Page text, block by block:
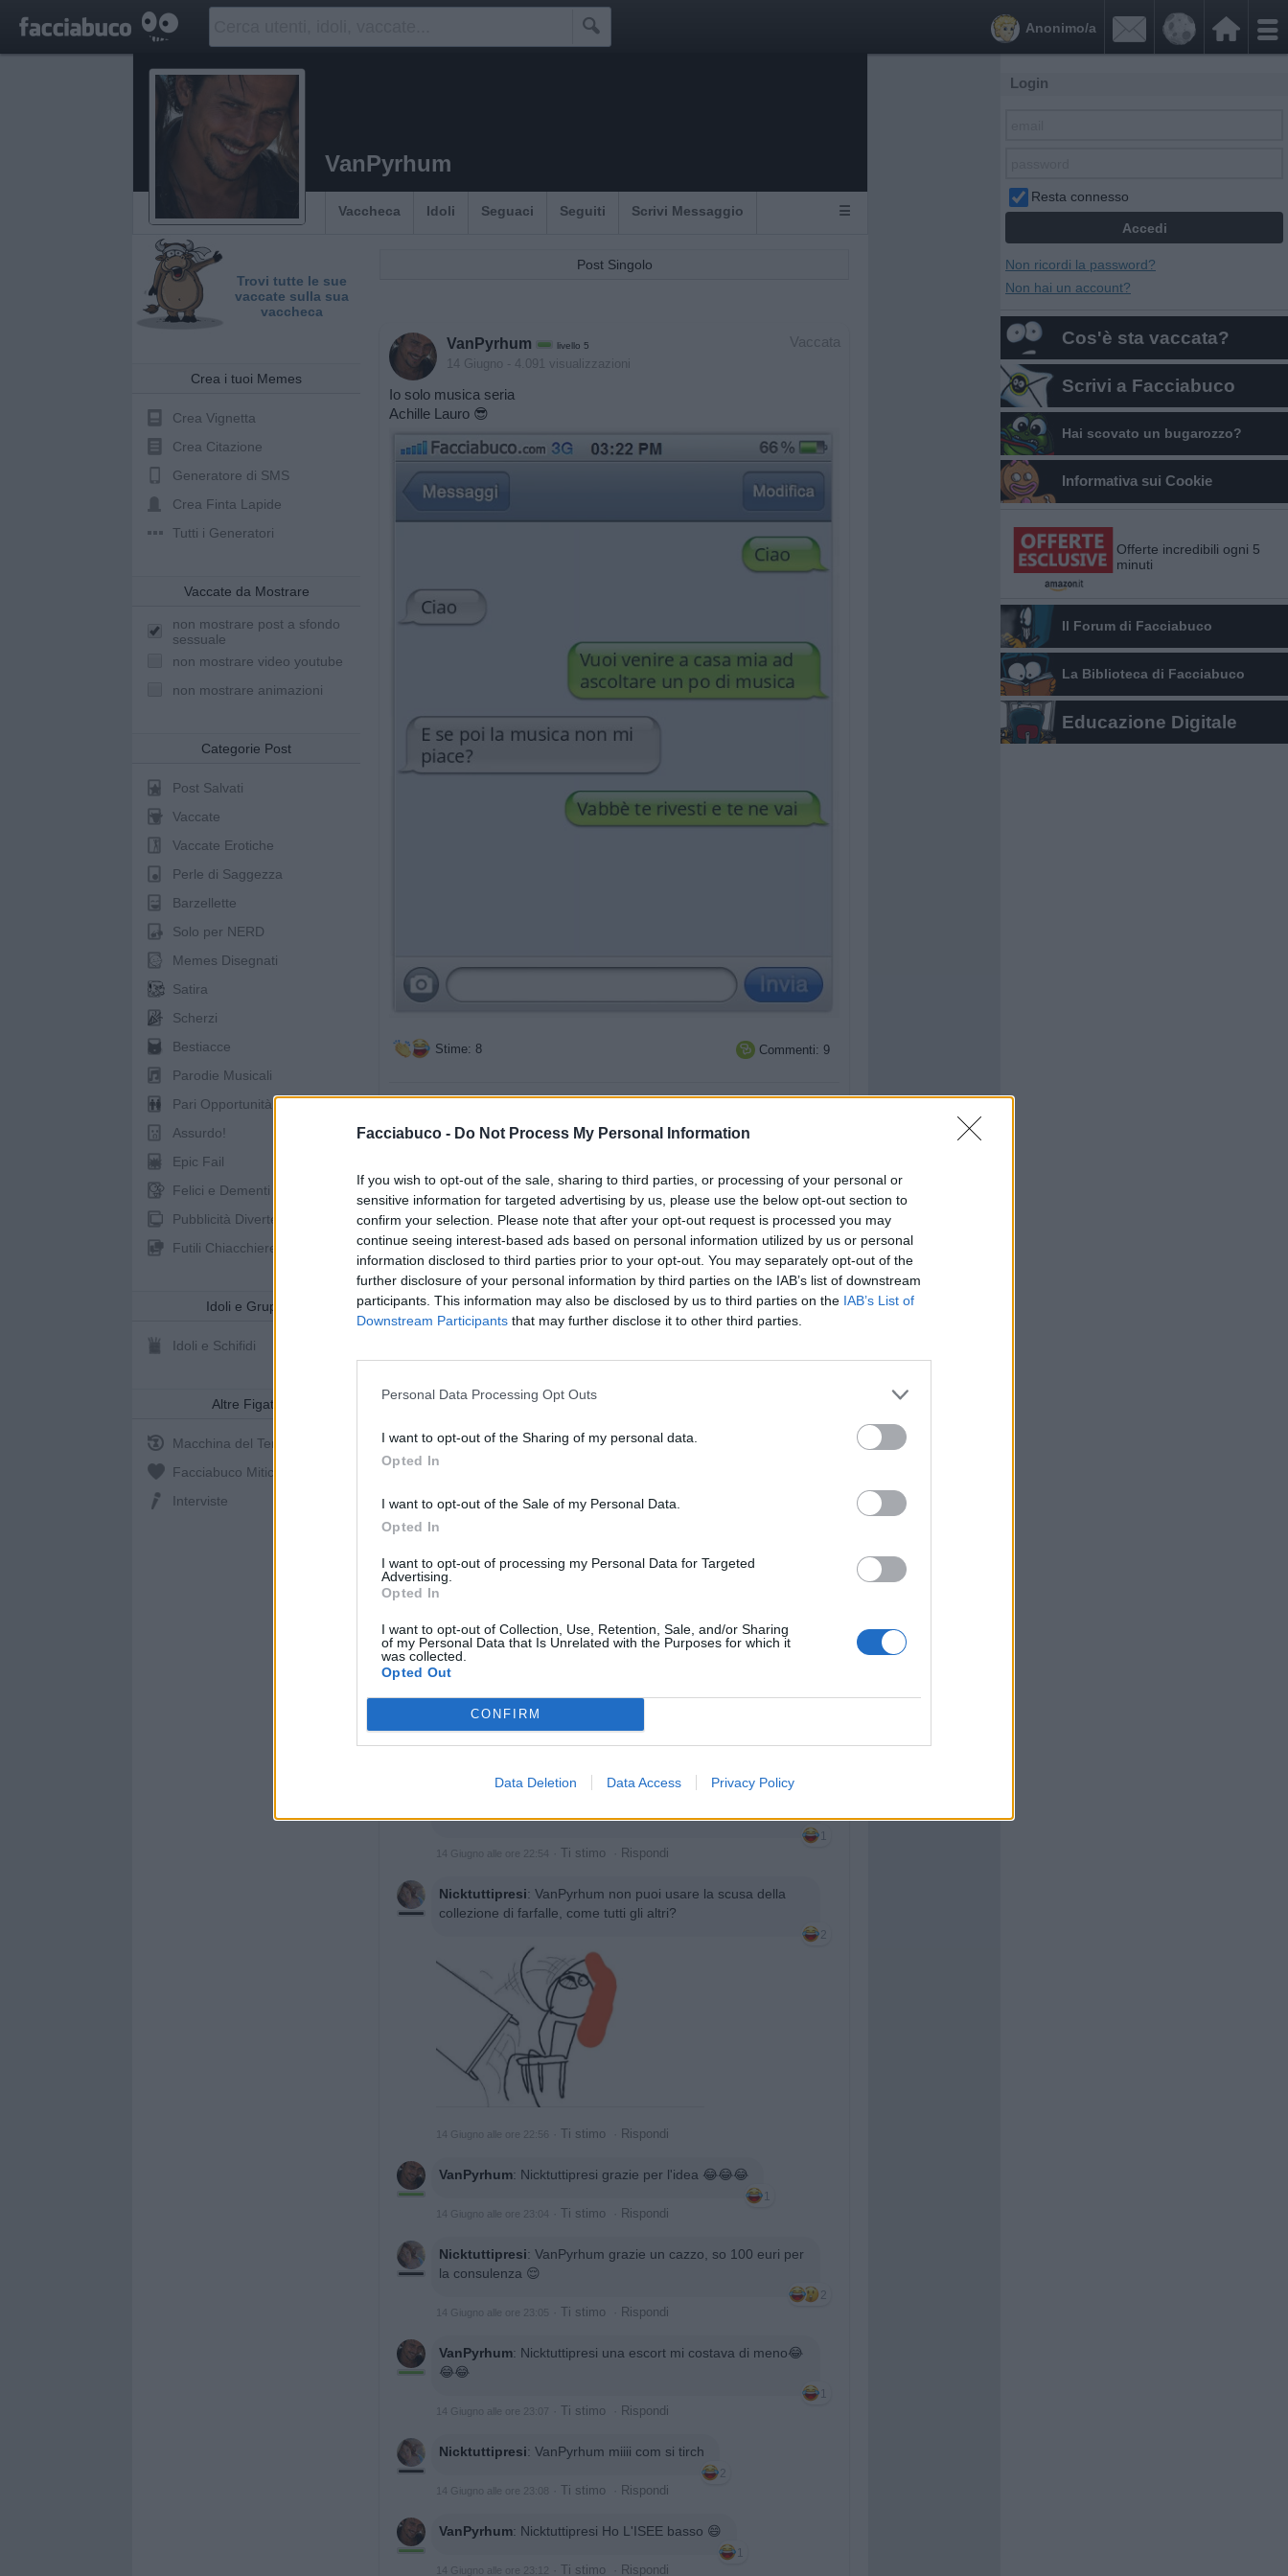
Facciabuco - Do Not Process My Personal Information
If you wish to opt-out of the sale, sharing to third parties, or processing of your personal or
sensitive information for targeted advertising by us, please use the below opt-out section to
confirm your selection. Please note that after your opt-out request is processed you may
continue seeing interest-based ads based on personal information utilized by us or personal
information disclosed to third parties prior to your opt-out. You may separately opt-out of the
further disclosure of your personal information by third parties on the IAB’s list of downstream
participants. This information may also be disclosed by us to third parties on the IAB’s List of
Downstream Participants that may further disclose it to other third parties.
Personal Data Processing Opt Outs
I want to opt-out of the Sharing of my personal data.
Opted In
I want to opt-out of the Sale of my Personal Data.
Opted In
I want to opt-out of processing my Personal Data for Targeted
Advertising.
Opted In
I want to opt-out of Collection, Use, Retention, Sale, and/or Sharing
of my Personal Data that Is Unrelated with the Purposes for which it
was collected.
Opted Out
CONFIRM
Data Deletion Data Access Privacy Policy
 

Anonimo/a
VanPyrhum
Vaccheca Idoli Seguaci Seguiti Scrivi Messaggio ☰
Trovi tutte le sue
vaccate sulla sua
vaccheca
Crea i tuoi Memes
Crea Vignetta
Crea Citazione
Generatore di SMS
Crea Finta Lapide
Tutti i Generatori
Vaccate da Mostrare
non mostrare post a sfondo
sessuale
non mostrare video youtube
non mostrare animazioni
Categorie Post
Post Salvati
Vaccate
Vaccate Erotiche
Perle di Saggezza
Barzellette
Solo per NERD
Memes Disegnati
Satira
Scherzi
Bestiacce
Parodie Musicali
Pari Opportunità
Assurdo!
Epic Fail
Felici e Dementi
Pubblicità Divertenti
Futili Chiacchiere
Idoli e Gruppi
Idoli e Schifidi
Altre Figate
Macchina del Tempo
Facciabuco Mitic
Interviste
Post Singolo
Vaccata
VanPyrhum livello 5
14 Giugno - 4.091 visualizzazioni
Io solo musica seria
Achille Lauro 😎
Stime: 8  Commenti: 9
Animazione Leggera (0.26 Mb)
Nicktuttipresi si lo faccio ma è una scusa 😂😂
1
14 Giugno alle ore 22:54 Ti stimo Rispondi
Nicktuttipresi: VanPyrhum non puoi usare la scusa della
collezione di farfalle, come tutti gli altri?
2
14 Giugno alle ore 22:56 Ti stimo Rispondi
VanPyrhum: Nicktuttipresi grazie per l'idea 😂😂😂
1
14 Giugno alle ore 23:04 Ti stimo Rispondi
Nicktuttipresi: VanPyrhum grazie un cazzo, so 100 euri per
la consulenza 😌
2
14 Giugno alle ore 23:05 Ti stimo Rispondi
VanPyrhum: Nicktuttipresi una escort mi costava di meno😂
😂😂
1
14 Giugno alle ore 23:07 Ti stimo Rispondi
Nicktuttipresi: VanPyrhum miiii com si tirch
2
14 Giugno alle ore 23:08 Ti stimo Rispondi
VanPyrhum: Nicktuttipresi Ho L'ISEE basso 😄
1
14 Giugno alle ore 23:12 Ti stimo Rispondi
Login
Resta connesso
Non ricordi la password?
Non hai un account?
Cos'è sta vaccata?
Scrivi a Facciabuco
Hai scovato un bugarozzo?
Informativa sui Cookie
Offerte incredibili ogni 5
minuti
Il Forum di Facciabuco
La Biblioteca di Facciabuco
Educazione Digitale